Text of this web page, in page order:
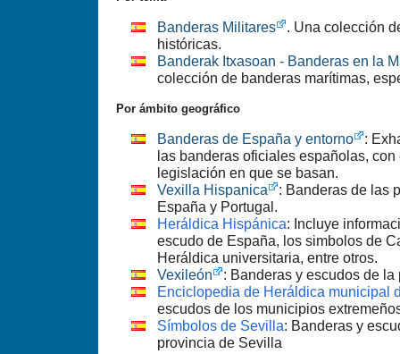
Banderas Militares
. Una colección
históricas.
Banderak Itxasoan - Banderas en la
colección de banderas marítimas,
Por ámbito geográfico
Banderas de España y entorno
:
las banderas oficiales españolas,
legislación en que se basan.
Vexilla Hispanica
: Banderas de las
España y Portugal.
Heráldica Hispánica: Incluye
escudo de España, los simbolos de
Heráldica universitaria, entre otros.
Vexileón
: Banderas y escudos de
Enciclopedia de Heráldica municipal
escudos de los municipios
Símbolos de Sevilla: Banderas y
provincia de Sevilla